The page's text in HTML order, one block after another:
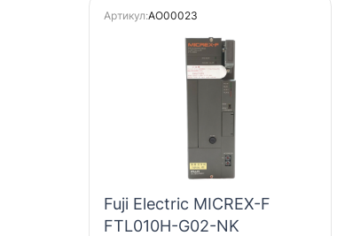
Артикул:AO00023
Fuji Electric MICREX-F
FTL010H-G02-NK